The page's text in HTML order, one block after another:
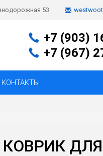
53
+7 (903)
+7 (967)
КОНТАКТЫ
КОВРИК